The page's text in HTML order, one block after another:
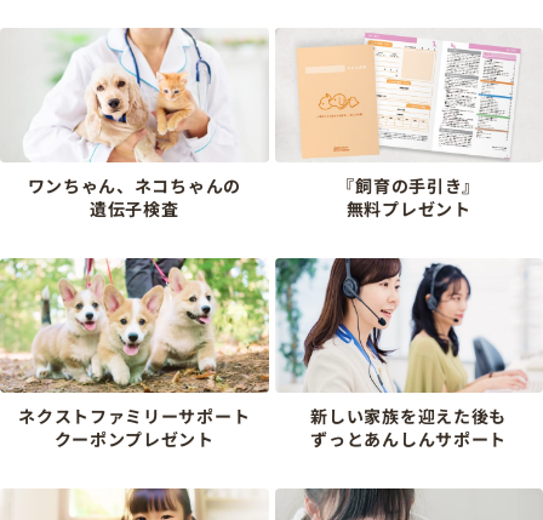
ワンちゃん、ネコちゃんの
遺伝子検査
『飼育の手引き』
無料プレゼント
ネクストファミリーサポート
クーポンプレゼント
新しい家族を迎えた後も
ずっとあんしんサポート